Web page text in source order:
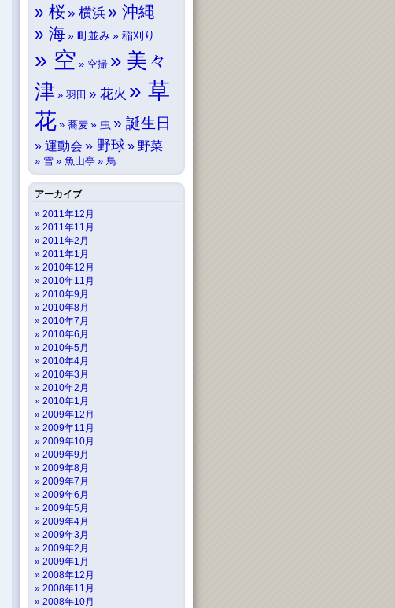
桜 横浜
沖縄
海
町並み 稲刈り
空 空撮
美々
津
羽田 花火
草
花
蕎麦 虫 誕生日
運動会 野球 野菜
雪 魚山亭 鳥
アーカイブ
2011年12月
2011年11月
2011年2月
2011年1月
2010年12月
2010年11月
2010年9月
2010年8月
2010年7月
2010年6月
2010年5月
2010年4月
2010年3月
2010年2月
2010年1月
2009年12月
2009年11月
2009年10月
2009年9月
2009年8月
2009年7月
2009年6月
2009年5月
2009年4月
2009年3月
2009年2月
2009年1月
2008年12月
2008年11月
2008年10月